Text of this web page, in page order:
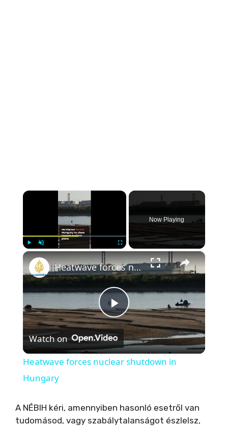
×
Now Playing
×
P
l
y
Heatwave forces nuclear shutdown in Hungary
Watch on
Heatwave forces nuclear shutdown in
Hungary
A NÉBIH kéri, amennyiben hasonló esetről van
tudomásod, vagy szabálytalanságot észlelsz,